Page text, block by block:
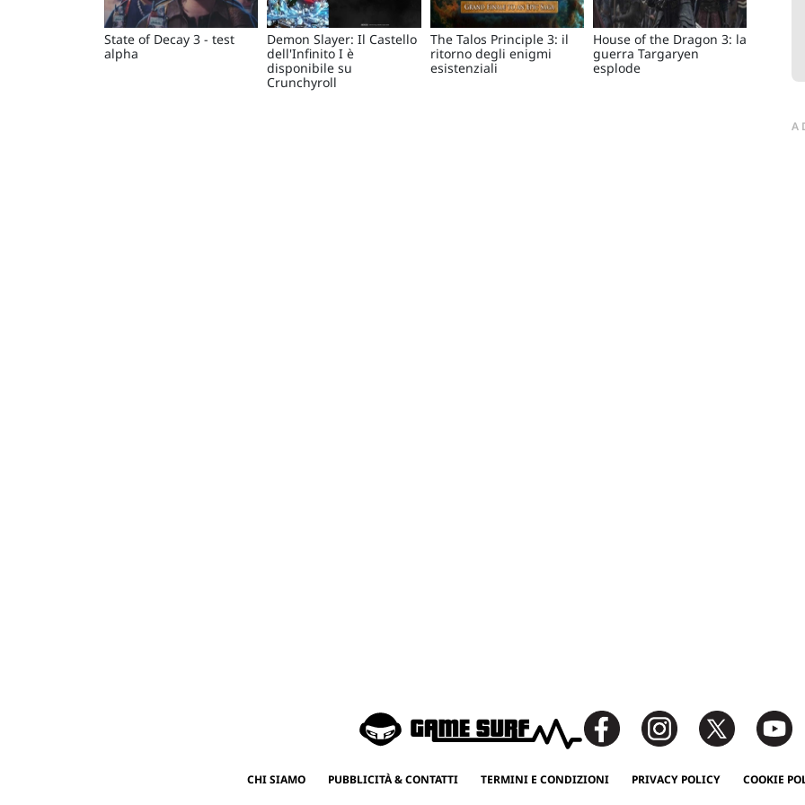
State of Decay 3 - test
alpha
Demon Slayer: Il Castello
dell'Infinito I è
disponibile su
Crunchyroll
The Talos Principle 3: il
ritorno degli enigmi
esistenziali
House of the Dragon 3: la
guerra Targaryen
esplode
CHI SIAMO PUBBLICITÀ & CONTATTI TERMINI E CONDIZIONI PRIVACY POLICY COOKIE